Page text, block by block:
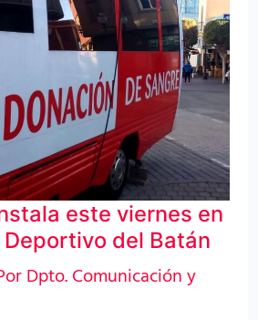
este viernes en
del Batán
Dpto. Comunicación y